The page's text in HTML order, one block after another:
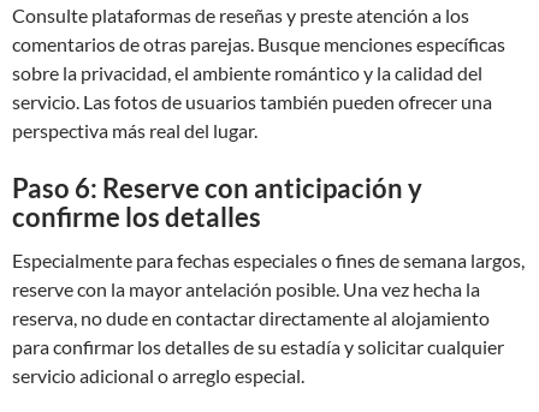
Consulte plataformas de reseñas y preste atención a los
comentarios de otras parejas. Busque menciones específicas
sobre la privacidad, el ambiente romántico y la calidad del
servicio. Las fotos de usuarios también pueden ofrecer una
perspectiva más real del lugar.
Paso 6: Reserve con anticipación y
confirme los detalles
Especialmente para fechas especiales o fines de semana largos,
reserve con la mayor antelación posible. Una vez hecha la
reserva, no dude en contactar directamente al alojamiento
para confirmar los detalles de su estadía y solicitar cualquier
servicio adicional o arreglo especial.